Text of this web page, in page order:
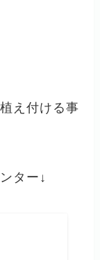
え付ける事
ター↓